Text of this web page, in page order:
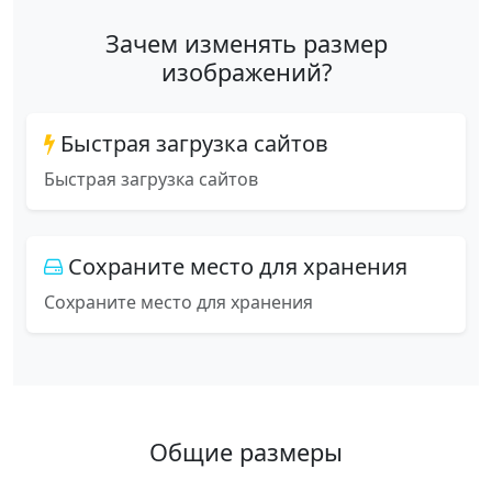
Зачем изменять размер
изображений?
Быстрая загрузка сайтов
Быстрая загрузка сайтов
Сохраните место для хранения
Сохраните место для хранения
Общие размеры